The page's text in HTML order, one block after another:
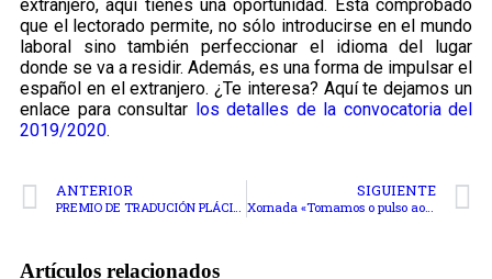
extranjero, aquí tienes una oportunidad. Está comprobado
que el lectorado permite, no sólo introducirse en el mundo
laboral sino también perfeccionar el idioma del lugar
donde se va a residir. Además, es una forma de impulsar el
español en el extranjero. ¿Te interesa? Aquí te dejamos un
enlace para consultar los detalles de la convocatoria del
2019/2020.
ANTERIOR
PREMIO DE TRADUCIÓN PLÁCIDO CASTRO 18.ª EDICIÓN 2018
SIGUIENTE
Xornada «Tomamos o pulso ao mercado da interpretación en Galiza»
Artículos relacionados